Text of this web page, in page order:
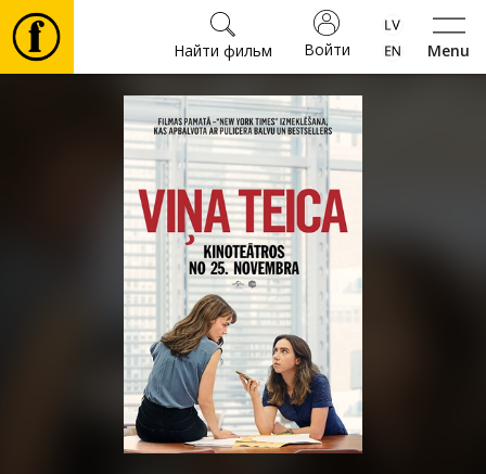
Menu
Войти
Найти фильм
Фильмы
Культура
Мероприятия
Новости
Подарки